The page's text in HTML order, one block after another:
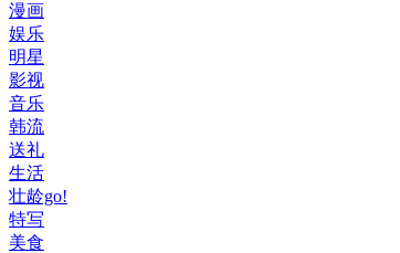
漫画
娱乐
明星
影视
音乐
韩流
送礼
生活
壮龄go!
特写
美食